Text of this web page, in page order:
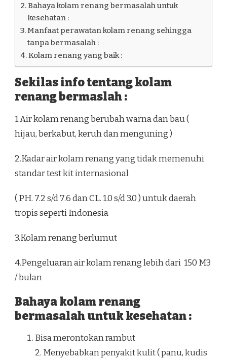
Bahaya kolam renang bermasalah untuk
kesehatan :
Manfaat perawatan kolam renang sehingga
tanpa bermasalah :
Kolam renang yang baik :
Sekilas info tentang kolam
renang bermaslah :
1.Air kolam renang berubah warna dan bau (
hijau, berkabut, keruh dan menguning )
2.Kadar air kolam renang yang tidak memenuhi
standar test kit internasional
( PH. 7.2 s/d 7.6 dan CL. 1.0 s/d 3.0 ) untuk daerah
tropis seperti Indonesia
3.Kolam renang berlumut
4.Pengeluaran air kolam renang lebih dari 150 M3
/ bulan
Bahaya kolam renang
bermasalah untuk kesehatan :
Bisa merontokan rambut
2. Menyebabkan penyakit kulit ( panu, kudis